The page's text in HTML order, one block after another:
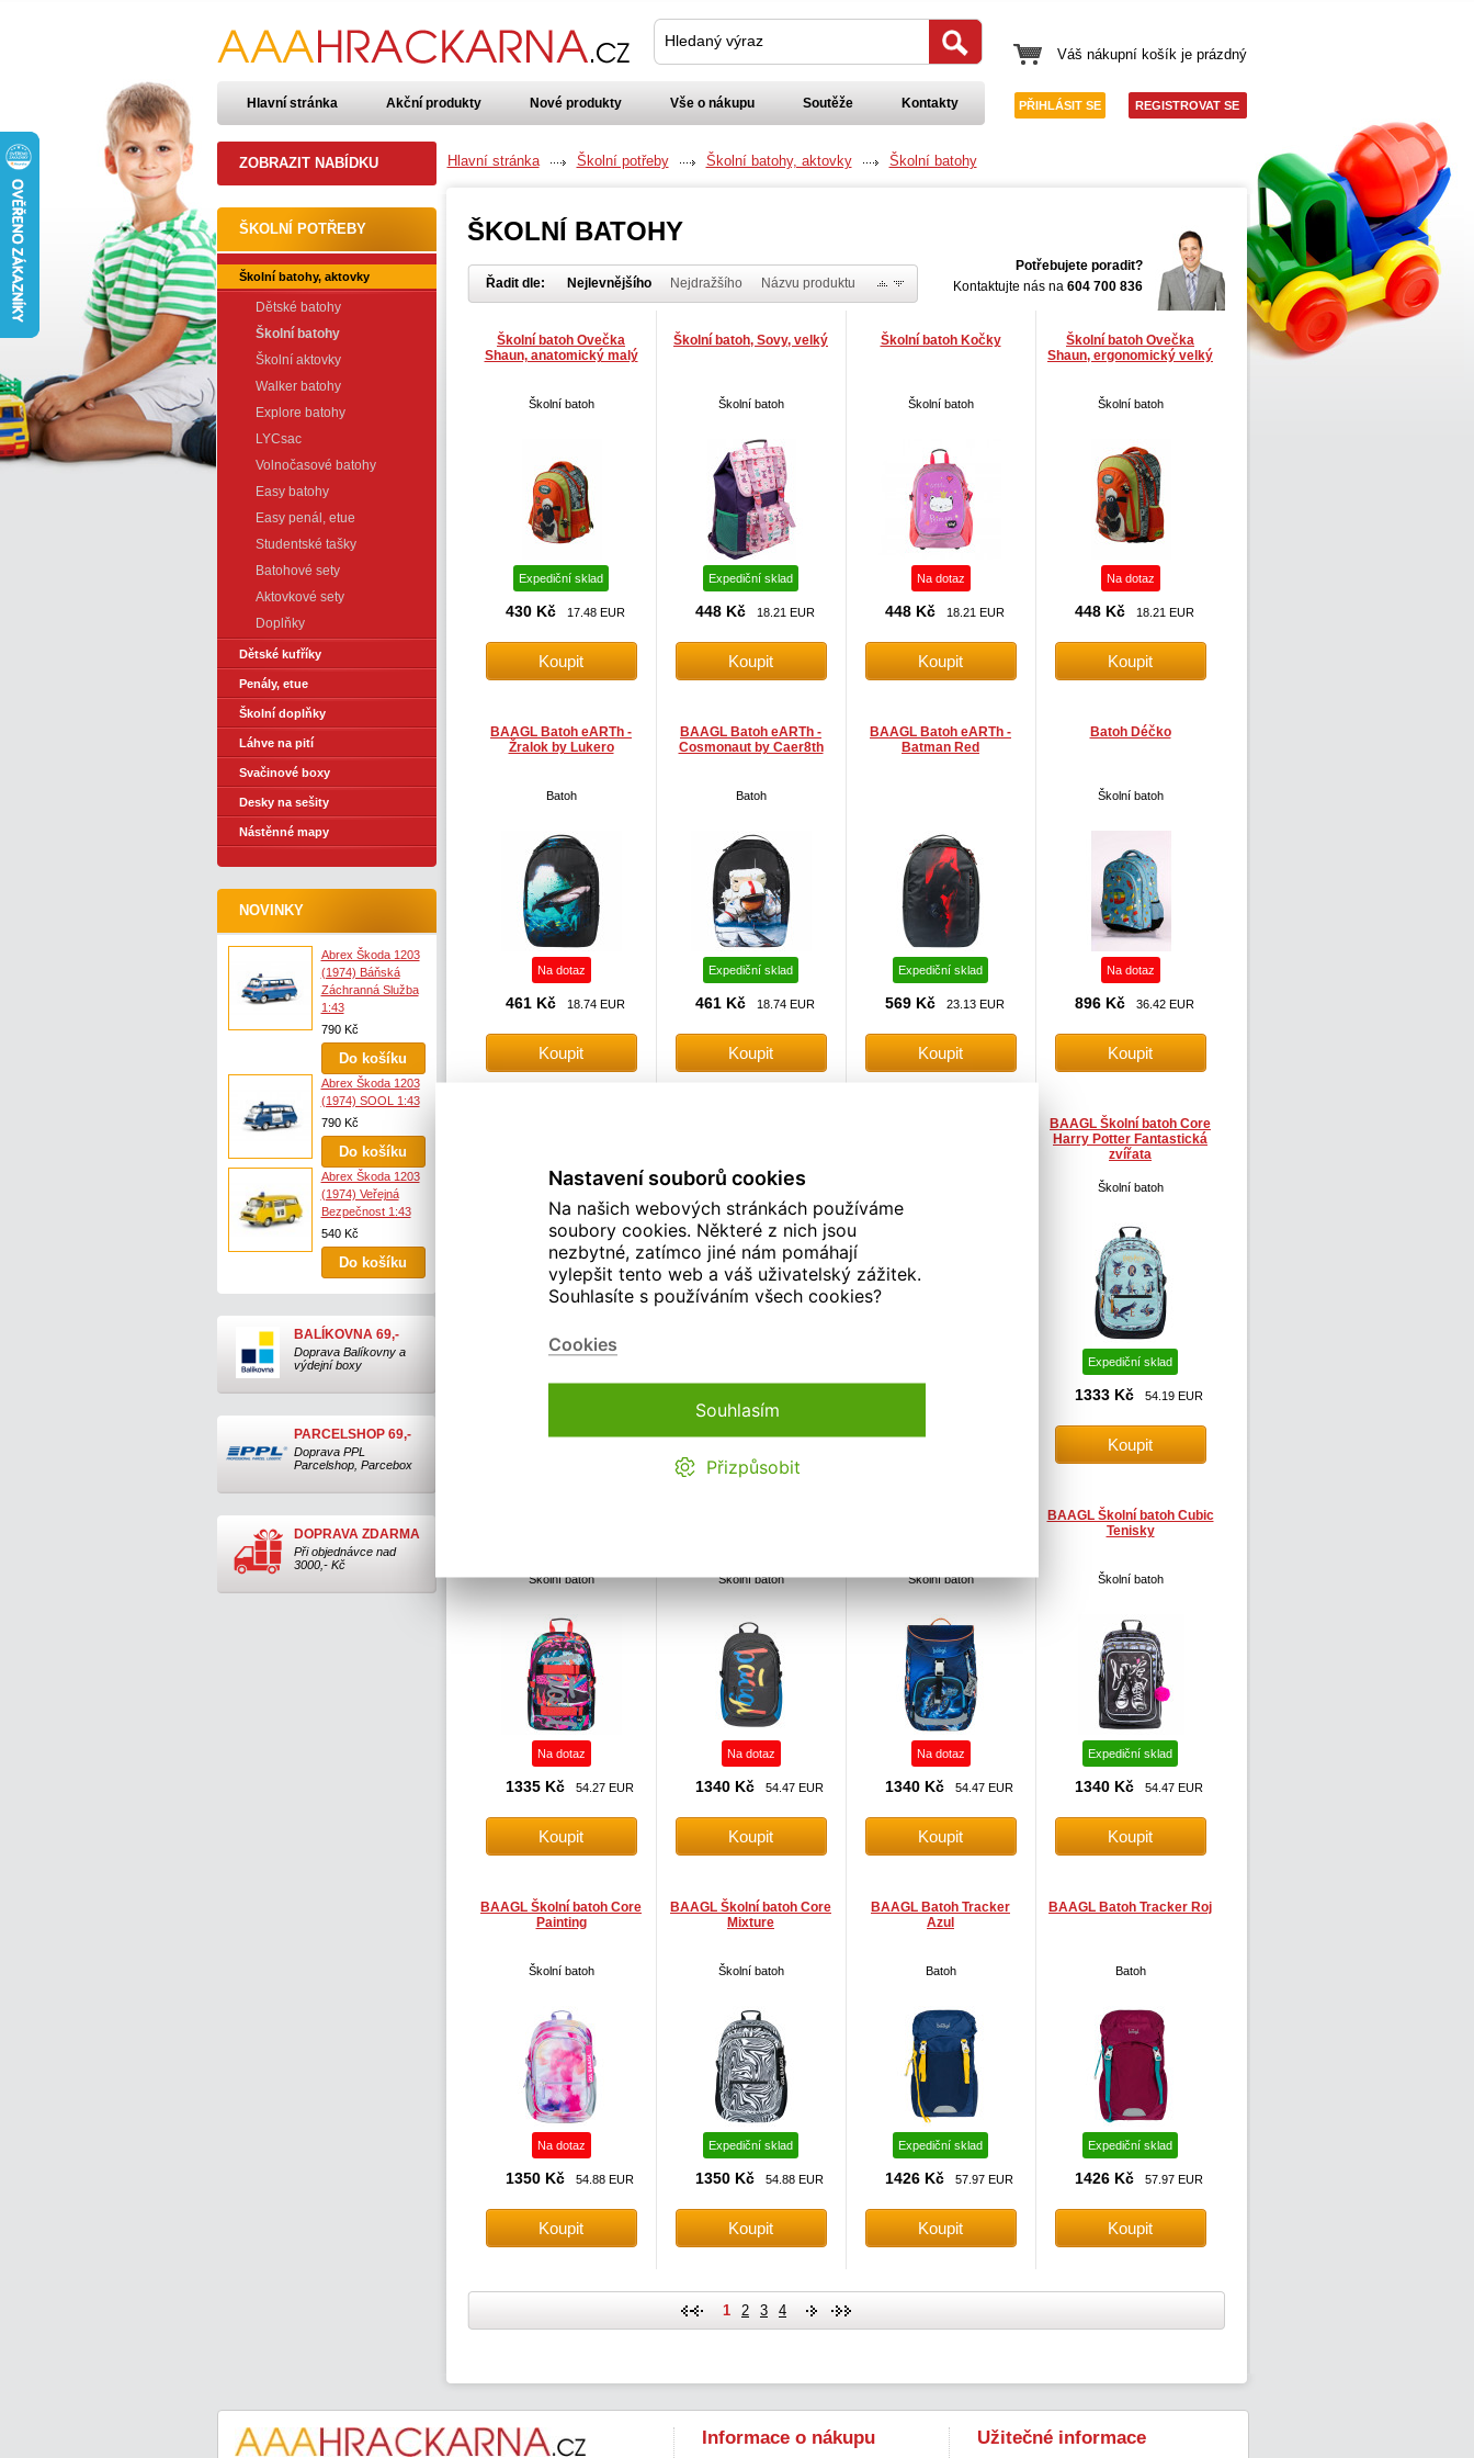
Hledaný výraz
Váš nákupní košík je prázdný
Hlavní stránka Akční produkty Nové produkty Vše o nákupu Soutěže Kontakty PŘIHLÁSIT SE REGISTROVAT SE
ZOBRAZIT NABÍDKU
ŠKOLNÍ POTŘEBY
Školní batohy, aktovky
Dětské batohy
Školní batohy
Školní aktovky
Walker batohy
Explore batohy
LYCsac
Volnočasové batohy
Easy batohy
Easy penál, etue
Studentské tašky
Batohové sety
Aktovkové sety
Doplňky
Dětské kufříky
Penály, etue
Školní doplňky
Láhve na pití
Svačinové boxy
Desky na sešity
Nástěnné mapy
NOVINKY
Abrex Škoda 1203
(1974) Báňská
Záchranná Služba
1:43
790 Kč
Abrex Škoda 1203
(1974) SOOL 1:43
790 Kč
Abrex Škoda 1203
(1974) Veřejná
Bezpečnost 1:43
540 Kč
BALÍKOVNA 69,-
Doprava Balíkovny a
výdejní boxy
PARCELSHOP 69,-
Doprava PPL
Parcelshop, Parcebox
DOPRAVA ZDARMA
Při objednávce nad
3000,- Kč
Hlavní stránka Školní potřeby Školní batohy, aktovky Školní batohy
Potřebujete poradit?
Kontaktujte nás na 604 700 836
ŠKOLNÍ BATOHY
Řadit dle: Nejlevnějšího Nejdražšího Názvu produktu
Školní batoh Ovečka
Shaun, anatomický malý
Školní batoh
Expediční sklad
430 Kč 17.48 EUR
Školní batoh, Sovy, velký
Školní batoh
Expediční sklad
448 Kč 18.21 EUR
Školní batoh Kočky
Školní batoh
Na dotaz
448 Kč 18.21 EUR
Školní batoh Ovečka
Shaun, ergonomický velký
Školní batoh
Na dotaz
448 Kč 18.21 EUR
BAAGL Batoh eARTh -
Žralok by Lukero
Batoh
Na dotaz
461 Kč 18.74 EUR
BAAGL Batoh eARTh -
Cosmonaut by Caer8th
Batoh
Expediční sklad
461 Kč 18.74 EUR
BAAGL Batoh eARTh -
Batman Red
Expediční sklad
569 Kč 23.13 EUR
Batoh Déčko
Školní batoh
Na dotaz
896 Kč 36.42 EUR
Školní batoh Školní batoh
BAAGL Školní batoh Core
Harry Potter Fantastická
zvířata
Školní batoh
Expediční sklad
1333 Kč 54.19 EUR
Školní batoh
Na dotaz
1335 Kč 54.27 EUR
Školní batoh
Na dotaz
1340 Kč 54.47 EUR
Školní batoh
Na dotaz
1340 Kč 54.47 EUR
BAAGL Školní batoh Cubic
Tenisky
Školní batoh
Expediční sklad
1340 Kč 54.47 EUR
BAAGL Školní batoh Core
Painting
Školní batoh
Na dotaz
1350 Kč 54.88 EUR
BAAGL Školní batoh Core
Mixture
Školní batoh
Expediční sklad
1350 Kč 54.88 EUR
BAAGL Batoh Tracker
Azul
Batoh
Expediční sklad
1426 Kč 57.97 EUR
BAAGL Batoh Tracker Roj
Batoh
Expediční sklad
1426 Kč 57.97 EUR
1 2 3 4
Informace o nákupu Užitečné informace
Nastavení souborů cookies
Na našich webových stránkách používáme
soubory cookies. Některé z nich jsou
nezbytné, zatímco jiné nám pomáhají
vylepšit tento web a váš uživatelský zážitek.
Souhlasíte s používáním všech cookies?
Cookies
Souhlasím
Přizpůsobit